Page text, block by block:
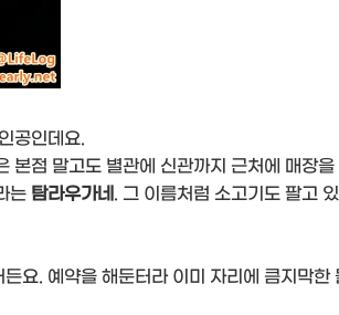
공인데요.
본점 말고도 별관에 신관까지 근처에 매장
는 탐라우가네 . 그 이름처럼 소고기도 팔고
요. 예약을 해둔터라 이미 자리에 큼지막한